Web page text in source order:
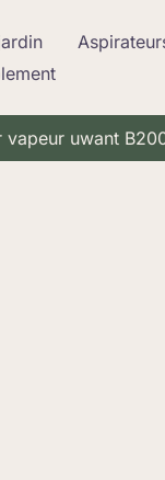
vapeur uwant